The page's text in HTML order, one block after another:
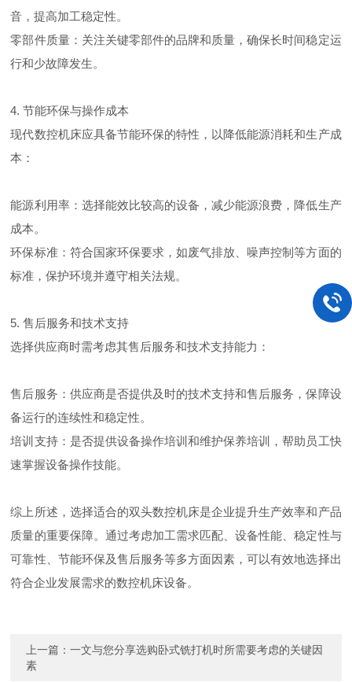
音，提高加工稳定性。
零部件质量：关注关键零部件的品牌和质量，确保长时间稳定运
行和少故障发生。
4. 节能环保与操作成本
现代数控机床应具备节能环保的特性，以降低能源消耗和生产成
本：
能源利用率：选择能效比较高的设备，减少能源浪费，降低生产
成本。
环保标准：符合国家环保要求，如废气排放、噪声控制等方面的
标准，保护环境并遵守相关法规。
5. 售后服务和技术支持
选择供应商时需考虑其售后服务和技术支持能力：
售后服务：供应商是否提供及时的技术支持和售后服务，保障设
备运行的连续性和稳定性。
培训支持：是否提供设备操作培训和维护保养培训，帮助员工快
速掌握设备操作技能。
综上所述，选择适合的双头数控机床是企业提升生产效率和产品
质量的重要保障。通过考虑加工需求匹配、设备性能、稳定性与
可靠性、节能环保及售后服务等多方面因素，可以有效地选择出
符合企业发展需求的数控机床设备。
上一篇：一文与您分享选购卧式铣打机时所需要考虑的关键因
素